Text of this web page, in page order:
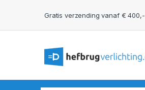
Gratis verzending vanaf € 400,-